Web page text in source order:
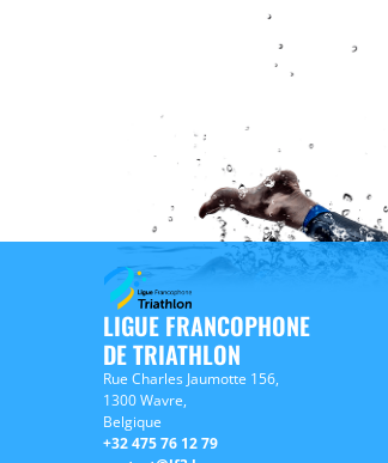
LIGUE FRANCOPHONE
DE TRIATHLON
Rue Charles Jaumotte 156,
1300 Wavre,
Belgique
+32 475 76 12 79